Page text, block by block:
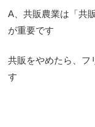
A、共販農業は「共
が重要です
共販をやめたら、フ
す